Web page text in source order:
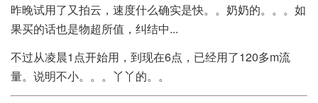
昨晚试用了又拍云，速度什么确实是快。。奶奶的。。。如
果买的话也是物超所值，纠结中...
不过从凌晨1点开始用，到现在6点，已经用了120多m流
量。说明不小。。。丫丫的。。